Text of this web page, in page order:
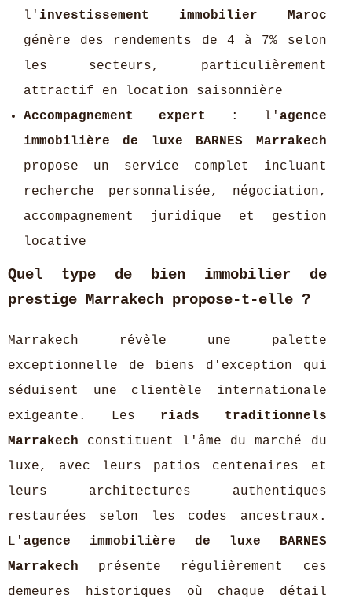
l' investissement immobilier Maroc
génère des rendements de 4 à 7% selon
les secteurs, particulièrement
attractif en location saisonnière
Accompagnement expert
: l' agence
immobilière de luxe BARNES Marrakech
propose un service complet incluant
recherche personnalisée, négociation,
accompagnement juridique et gestion
locative
Quel type de bien immobilier de
prestige Marrakech propose-t-elle ?
Marrakech révèle une palette
exceptionnelle de biens d'exception qui
séduisent une clientèle internationale
exigeante. Les riads traditionnels
Marrakech constituent l'âme du marché du
luxe, avec leurs patios centenaires et
leurs architectures authentiques
restaurées selon les codes ancestraux.
L' agence immobilière de luxe BARNES
Marrakech présente régulièrement ces
demeures historiques où chaque détail